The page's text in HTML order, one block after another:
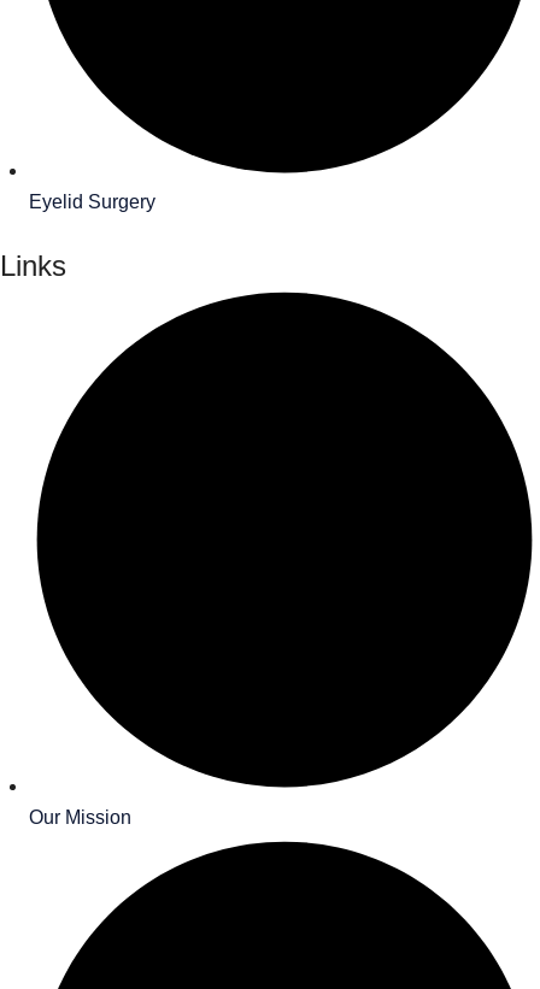
Eyelid Surgery
Links
Our Mission